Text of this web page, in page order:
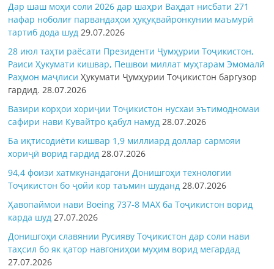
Дар шаш моҳи соли 2026 дар шаҳри Ваҳдат нисбати 271
нафар ноболиғ парвандаҳои ҳуқуқвайронкунии маъмурӣ
тартиб дода шуд 29.07.2026
28 июл таҳти раёсати Президенти Ҷумҳурии Тоҷикистон,
Раиси Ҳукумати кишвар, Пешвои миллат муҳтарам Эмомалӣ
Раҳмон маҷлисиҲукумати Ҷумҳурии Тоҷикистон баргузор
гардид.28.07.2026
Вазири корҳои хориҷии Тоҷикистон нусхаи эътимодномаи
сафири нави Кувайтро қабул намуд 28.07.2026
Ба иқтисодиёти кишвар 1,9 миллиард доллар сармояи
хориҷӣ ворид гардид 28.07.2026
94,4 фоизи хатмкунандагони Донишгоҳи технологии
Тоҷикистон бо ҷойи кор таъмин шуданд 28.07.2026
Ҳавопаймои нави Boeing 737-8 MAX ба Тоҷикистон ворид
карда шуд 27.07.2026
Донишгоҳи славянии Русияву Тоҷикистон дар соли нави
таҳсил бо як қатор навгониҳои муҳим ворид мегардад
27.07.2026